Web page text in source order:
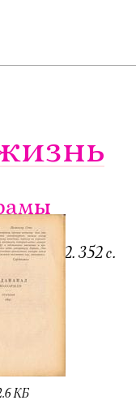
1922. 352 с.
КБ